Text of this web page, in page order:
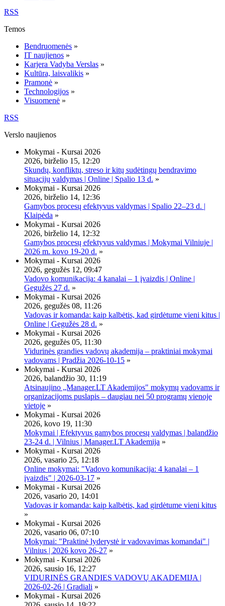
RSS
Temos
Bendruomenės »
IT naujienos »
Karjera Vadyba Verslas »
Kultūra, laisvalikis »
Pramonė »
Technologijos »
Visuomenė »
RSS
Verslo naujienos
Mokymai - Kursai 2026
2026, birželio 15, 12:20
Skundų, konfliktų, streso ir kitų sudėtingų bendravimo
situacijų valdymas | Online | Spalio 13 d. »
Mokymai - Kursai 2026
2026, birželio 14, 12:36
Gamybos procesų efektyvus valdymas | Spalio 22–23 d. |
Klaipėda »
Mokymai - Kursai 2026
2026, birželio 14, 12:32
Gamybos procesų efektyvus valdymas | Mokymai Vilniuje |
2026 m. kovo 19-20 d. »
Mokymai - Kursai 2026
2026, gegužės 12, 09:47
Vadovo komunikacija: 4 kanalai – 1 įvaizdis | Online |
Gegužės 27 d. »
Mokymai - Kursai 2026
2026, gegužės 08, 11:26
Vadovas ir komanda: kaip kalbėtis, kad girdėtume vieni kitus |
Online | Gegužės 28 d. »
Mokymai - Kursai 2026
2026, gegužės 05, 11:30
Vidurinės grandies vadovų akademija – praktiniai mokymai
vadovams | Pradžia 2026-10-15 »
Mokymai - Kursai 2026
2026, balandžio 30, 11:19
Atsinaujino „Manager.LT Akademijos" mokymų vadovams ir
organizacijoms puslapis – daugiau nei 50 programų vienoje
vietoje »
Mokymai - Kursai 2026
2026, kovo 19, 11:30
Mokymai | Efektyvus gamybos procesų valdymas | balandžio
23-24 d. | Vilnius | Manager.LT Akademija »
Mokymai - Kursai 2026
2026, vasario 25, 12:18
Online mokymai: "Vadovo komunikacija: 4 kanalai – 1
įvaizdis" | 2026-03-17 »
Mokymai - Kursai 2026
2026, vasario 20, 14:01
Vadovas ir komanda: kaip kalbėtis, kad girdėtume vieni kitus
»
Mokymai - Kursai 2026
2026, vasario 06, 07:10
Mokymai: "Praktinė lyderystė ir vadovavimas komandai" |
Vilnius | 2026 kovo 26-27 »
Mokymai - Kursai 2026
2026, sausio 16, 12:27
VIDURINĖS GRANDIES VADOVŲ AKADEMIJA |
2026-02-26 | Gradiali »
Mokymai - Kursai 2026